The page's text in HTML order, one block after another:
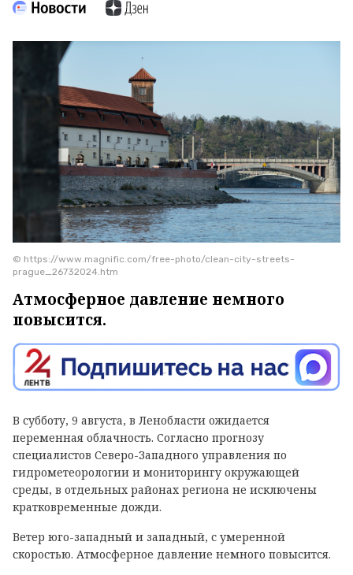
© https://www.magnific.com/free-photo/clean-city-streets-
prague_26732024.htm
Атмосферное давление немного
повысится.
В субботу, 9 августа, в Ленобласти ожидается
переменная облачность. Согласно прогнозу
специалистов Северо-Западного управления по
гидрометеорологии и мониторингу окружающей
среды, в отдельных районах региона не исключены
кратковременные дожди.
Ветер юго-западный и западный, с умеренной
скоростью. Атмосферное давление немного повысится.